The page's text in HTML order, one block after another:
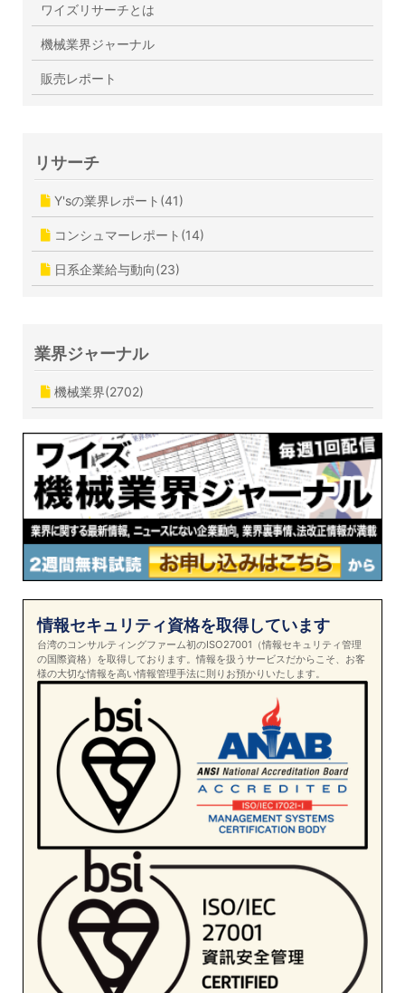
ワイズリサーチとは
機械業界ジャーナル
販売レポート
リサーチ
Y'sの業界レポート(41)
コンシュマーレポート(14)
日系企業給与動向(23)
業界ジャーナル
機械業界(2702)
情報セキュリティ資格を取得しています
台湾のコンサルティングファーム初のISO27001（情報セキュリティ管理
の国際資格）を取得しております。情報を扱うサービスだからこそ、お客
様の大切な情報を高い情報管理手法に則りお預かりいたします。